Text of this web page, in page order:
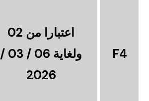
F4
اعتبارا من 02
ولغاية 06 / 03 /
2026